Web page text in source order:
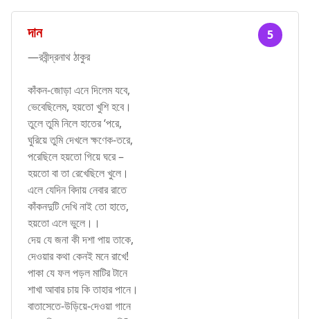
5
দান
—রবীন্দ্রনাথ ঠাকুর
কাঁকন-জোড়া এনে দিলেম যবে,
ভেবেছিলেম, হয়তো খুশি হবে।
তুলে তুমি নিলে হাতের ‘পরে,
ঘুরিয়ে তুমি দেখলে ক্ষণেক-তরে,
পরেছিলে হয়তো গিয়ে ঘরে –
হয়তো বা তা রেখেছিলে খুলে।
এলে যেদিন বিদায় নেবার রাতে
কাঁকনদুটি দেখি নাই তো হাতে,
হয়তো এলে ভুলে।।
দেয় যে জনা কী দশা পায় তাকে,
দেওয়ার কথা কেনই মনে রাখে!
পাকা যে ফল পড়ল মাটির টানে
শাখা আবার চায় কি তাহার পানে।
বাতাসেতে-উড়িয়ে-দেওয়া গানে